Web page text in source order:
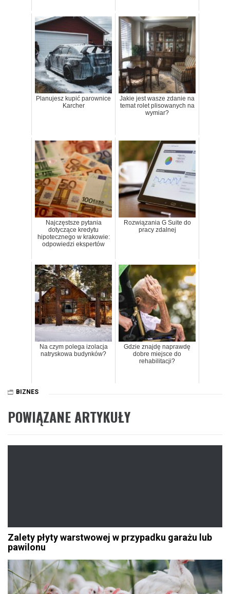
Planujesz kupić parownice
Karcher
Jakie jest wasze zdanie na
temat rolet plisowanych na
wymiar?
Najczęstsze pytania
dotyczące kredytu
hipotecznego w krakowie:
odpowiedzi ekspertów
Rozwiązania G Suite do
pracy zdalnej
Na czym polega izolacja
natryskowa budynków?
Gdzie znajdę naprawdę
dobre miejsce do
rehabilitacji?
BIZNES
POWIĄZANE ARTYKUŁY
Zalety płyty warstwowej w przypadku garażu lub
pawilonu